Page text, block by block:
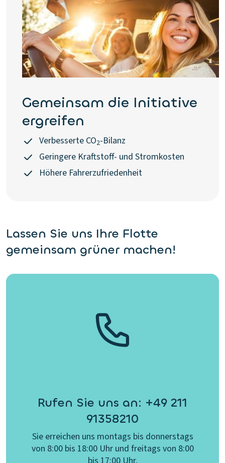
Gemeinsam die Initiative
ergreifen
Verbesserte CO2-Bilanz
Geringere Kraftstoff- und Stromkosten
Höhere Fahrerzufriedenheit
Lassen Sie uns Ihre Flotte
gemeinsam grüner machen!
Rufen Sie uns an: +49 211
91358210
Sie erreichen uns montags bis donnerstags
von 8:00 bis 18:00 Uhr und freitags von 8:00